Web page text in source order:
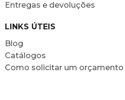
Entregas e devoluções
LINKS ÚTEIS
Blog
Catálogos
Como solicitar um orçamento